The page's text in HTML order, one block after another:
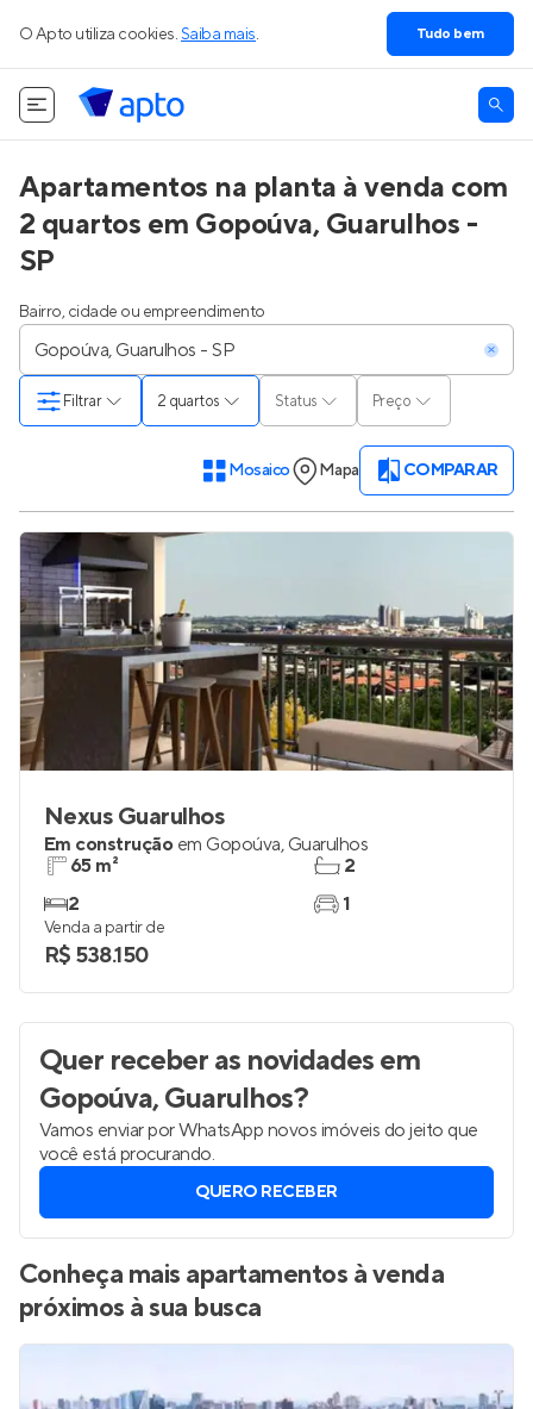
O Apto utiliza cookies. Saiba mais. Tudo bem
Apartamentos na planta à venda com
2 quartos em Gopoúva, Guarulhos -
SP
Bairro, cidade ou empreendimento
2 quartos Status Preço
Filtrar
Mosaico Mapa COMPARAR
Nexus Guarulhos
Em construção em Gopoúva, Guarulhos
65 m²
2
2
1
Venda a partir de
R$ 538.150
Quer receber as novidadesem
Gopoúva, Guarulhos?
Vamos enviar por WhatsApp novos imóveis do jeito que
você está procurando.
QUERO RECEBER
Conheça mais apartamentos à venda
próximos à sua busca